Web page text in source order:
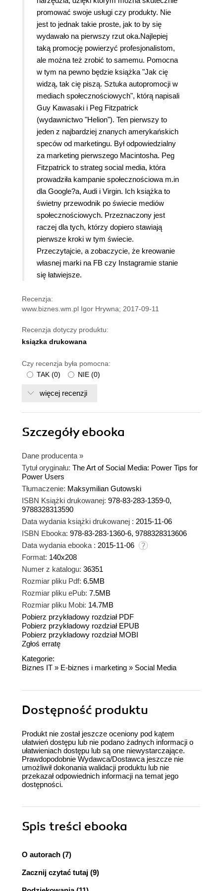
promować swoje usługi czy produkty. Nie
jest to jednak takie proste, jak to by się
wydawało na pierwszy rzut oka.Najlepiej
taką promocję powierzyć profesjonalistom,
ale można też zrobić to samemu. Pomocna
w tym na pewno będzie książka "Jak cię
widzą, tak cię piszą. Sztuka autopromocji w
mediach społecznościowych", którą napisali
Guy Kawasaki i Peg Fitzpatrick
(wydawnictwo "Helion"). Ten pierwszy to
jeden z najbardziej znanych amerykańskich
speców od marketingu. Był odpowiedzialny
za marketing pierwszego Macintosha. Peg
Fitzpatrick to strateg social media, która
prowadziła kampanie społecznościowa m.in
dla Google?a, Audi i Virgin. Ich książka to
świetny przewodnik po świecie mediów
społecznościowych. Przeznaczony jest
raczej dla tych, którzy dopiero stawiają
pierwsze kroki w tym świecie.
Przeczytajcie, a zobaczycie, że kreowanie
własnej marki na FB czy Instagramie stanie
się łatwiejsze.
Recenzja:
www.biznes.wm.pl Igor Hrywna; 2017-09-11
Recenzja dotyczy produktu:
ksiązka drukowana
Czy recenzja była pomocna:
TAK (0) NIE (0)
więcej recenzji
Szczegółyebooka
Dane producenta »
Tytuł oryginału: The Art of Social Media: Power Tips for
Power Users
Tłumaczenie: Maksymilian Gutowski
ISBN Książki drukowanej: 978-83-283-1359-0,
9788328313590
Data wydania książki drukowanej : 2015-11-06
ISBN Ebooka: 978-83-283-1360-6, 9788328313606
Data wydania ebooka : 2015-11-06
Format: 140x208
Numer z katalogu: 36351
Rozmiar pliku Pdf: 6.5MB
Rozmiar pliku ePub: 7.5MB
Rozmiar pliku Mobi: 14.7MB
Pobierz przykładowy rozdział PDF
Pobierz przykładowy rozdział EPUB
Pobierz przykładowy rozdział MOBI
Zgłoś erratę
Kategorie:
Biznes IT » E-biznes i marketing » Social Media
Dostępność produktu
Produkt nie został jeszcze oceniony pod kątem
ułatwień dostępu lub nie podano żadnych informacji o
ułatwieniach dostępu lub są one niewystarczające.
Prawdopodobnie Wydawca/Dostawca jeszcze nie
umożliwił dokonania walidacji produktu lub nie
przekazał odpowiednich informacji na temat jego
dostępności.
Spis treści ebooka
O autorach (7)
Zacznij czytać tutaj (9)